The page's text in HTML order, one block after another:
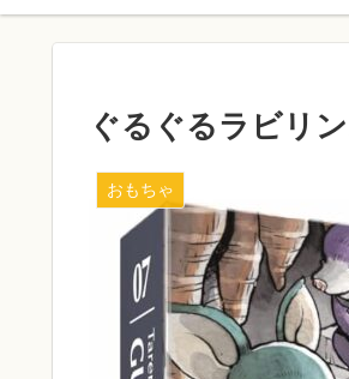
ぐるぐるラビリ
おもちゃ